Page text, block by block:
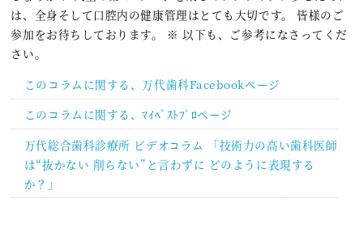
は、全身そして口腔内の健康管理はとても大切です。 皆様のご
参加をお待ちしております。 ※ 以下も、ご参考になさってくだ
さい。
このコラムに関する、万代歯科Facebookページ
このコラムに関する、ﾏｲﾍﾞｽﾄﾌﾟﾛページ
万代総合歯科診療所 ビデオコラム 「技術力の高い歯科医師
は“抜かない 削らない”と言わずに どのように表現する
か？」